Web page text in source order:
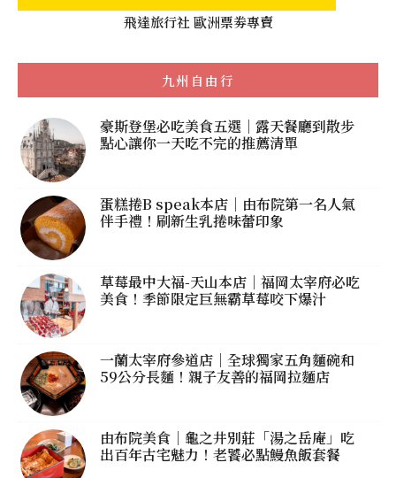
飛達旅行社 歐洲票劵專賣
九州自由行
豪斯登堡必吃美食五選｜露天餐廳到散步
點心讓你一天吃不完的推薦清單
蛋糕捲B speak本店｜由布院第一名人氣
伴手禮！刷新生乳捲味蕾印象
草莓最中大福-天山本店｜福岡太宰府必吃
美食！季節限定巨無霸草莓咬下爆汁
一蘭太宰府參道店｜全球獨家五角麵碗和
59公分長麵！親子友善的福岡拉麵店
由布院美食｜龜之井別莊「湯之岳庵」吃
出百年古宅魅力！老饕必點鰻魚飯套餐